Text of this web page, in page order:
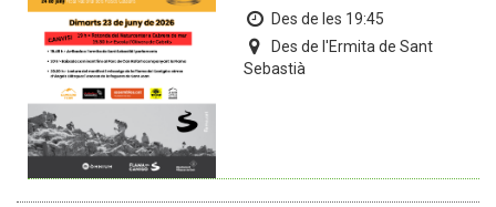
Des de les 19:45
Des de l'Ermita de Sant
Sebastià